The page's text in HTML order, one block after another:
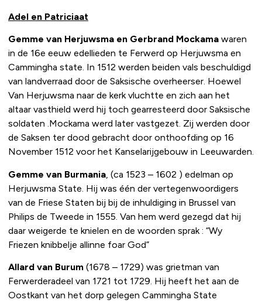
Adel en Patriciaat
Gemme van Herjuwsma en Gerbrand Mockama waren
in de 16e eeuw edellieden te Ferwerd op Herjuwsma en
Cammingha state. In 1512 werden beiden vals beschuldigd
van landverraad door de Saksische overheerser. Hoewel
Van Herjuwsma naar de kerk vluchtte en zich aan het
altaar vasthield werd hij toch gearresteerd door Saksische
soldaten .Mockama werd later vastgezet. Zij werden door
de Saksen ter dood gebracht door onthoofding op 16
November 1512 voor het Kanselarijgebouw in Leeuwarden.
Gemme van Burmania , (ca 1523 – 1602 ) edelman op
Herjuwsma State. Hij was één der vertegenwoordigers
van de Friese Staten bij bij de inhuldiging in Brussel van
Philips de Tweede in 1555. Van hem werd gezegd dat hij
daar weigerde te knielen en de woorden sprak : “Wy
Friezen knibbelje allinne foar God”
Allard van Burum (1678 – 1729) was grietman van
Ferwerderadeel van 1721 tot 1729. Hij heeft het aan de
Oostkant van het dorp gelegen Cammingha State